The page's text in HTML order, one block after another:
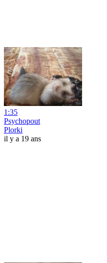
1:35
Psychopout
Plorki
il y a 19 ans